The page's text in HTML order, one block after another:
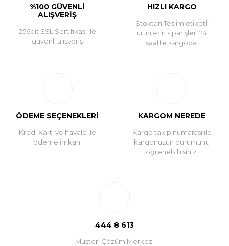
%100 GÜVENLİ
ALIŞVERİŞ
256bit SSL Sertifikası ile
güvenli alışveriş
HIZLI KARGO
Stoktan Teslim etiketli
ürünlerin siparişleri 24
saatte kargoda.
ÖDEME SEÇENEKLERİ
Kredi Kartı ve havale ile
ödeme imkanı
KARGOM NEREDE
Kargo takip numarası ile
kargonuzun durumunu
öğrenebilirsiniz.
444 8 613
Müşteri Çözüm Merkezi